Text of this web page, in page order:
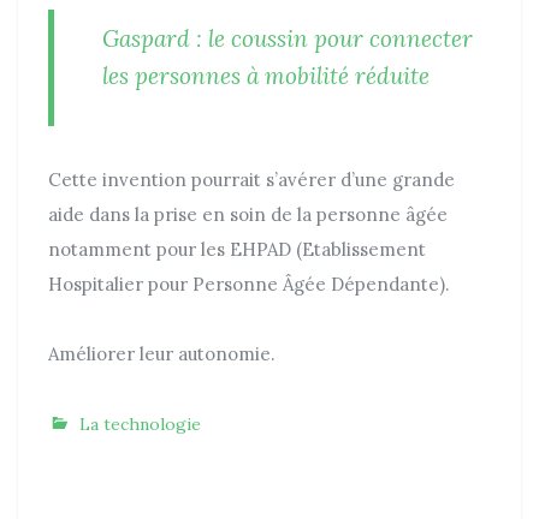
Gaspard : le coussin pour connecter
les personnes à mobilité réduite
Cette invention pourrait s’avérer d’une grande
aide dans la prise en soin de la personne âgée
notamment pour les EHPAD (Etablissement
Hospitalier pour Personne Âgée Dépendante).
Améliorer leur autonomie.
C
La technologie